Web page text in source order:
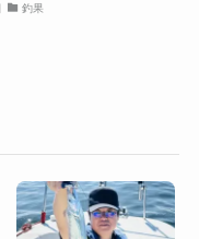
釣果